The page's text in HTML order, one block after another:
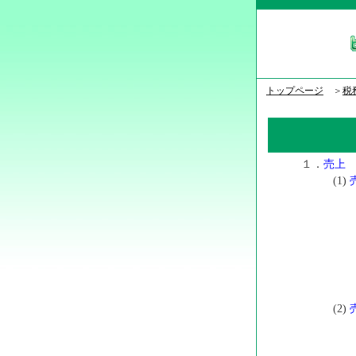
トップページ ＞ 税
１． 売上
(1)
(2)